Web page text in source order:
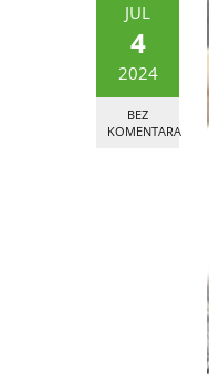
JUL
4
2024
BEZ
KOMENTARA